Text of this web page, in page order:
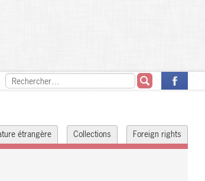
étrangère Collections Foreign rights